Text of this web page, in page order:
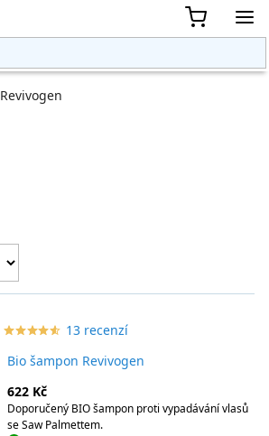
Revivogen
star_borderstar_borderstar_borderstar_borderstar_border
starstarstarstarstar 13 recenzí
Bio šampon Revivogen
622 Kč
Doporučený BIO šampon proti vypadávání vlasů
se Saw Palmettem.